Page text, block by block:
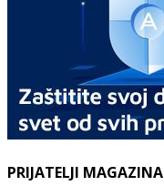
PRIJATELJI MAGAZINA